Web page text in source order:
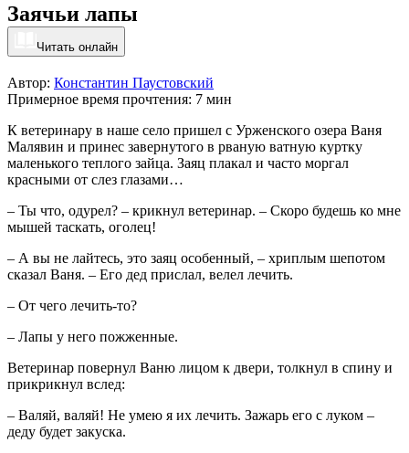
Заячьи лапы
Читать онлайн
Автор: Константин Паустовский
Примерное время прочтения: 7 мин
К ветеринару в наше село пришел с Урженского озера Ваня
Малявин и принес завернутого в рваную ватную куртку
маленького теплого зайца. Заяц плакал и часто моргал
красными от слез глазами…
– Ты что, одурел? – крикнул ветеринар. – Скоро будешь ко мне
мышей таскать, оголец!
– А вы не лайтесь, это заяц особенный, – хриплым шепотом
сказал Ваня. – Его дед прислал, велел лечить.
– От чего лечить-то?
– Лапы у него пожженные.
Ветеринар повернул Ваню лицом к двери, толкнул в спину и
прикрикнул вслед:
– Валяй, валяй! Не умею я их лечить. Зажарь его с луком –
деду будет закуска.